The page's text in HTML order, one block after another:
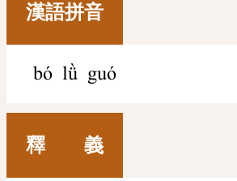
漢語拼音
bó lǜ guó
釋 義